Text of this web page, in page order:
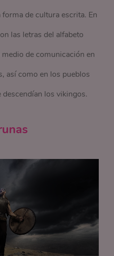
de cultura escrita. En
las letras del alfabeto
de comunicación en
así como en los pueblos
los vikingos.